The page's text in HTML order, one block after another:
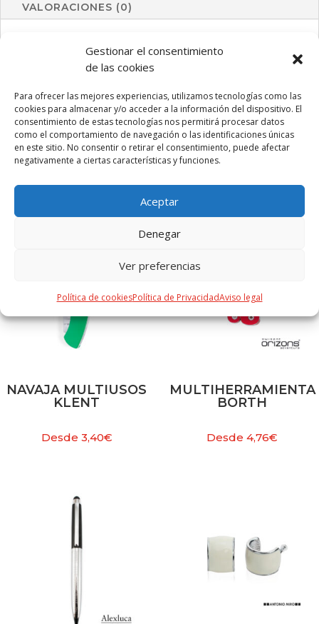
Gestionar el consentimiento
de las cookies
Para ofrecer las mejores experiencias, utilizamos tecnologías como las
cookies para almacenar y/o acceder a la información del dispositivo. El
consentimiento de estas tecnologías nos permitirá procesar datos
como el comportamiento de navegación o las identificaciones únicas
en este sitio. No consentir o retirar el consentimiento, puede afectar
negativamente a ciertas características y funciones.
Aceptar
Denegar
Ver preferencias
Política de cookiesPolítica de PrivacidadAviso legal
VALORACIONES (0)
Roller de capucha de Antonio Miró en elegante diseño
bicolor y suave cuerpo metálico en sobrio color negro. Con
plateado brillante. Presentado en estuche individual en
color negro con logotipo de la marca. En tinta azul.
NAVAJA MULTIUSOS
KLENT
Desde 3,40€
MULTIHERRAMIENTA
BORTH
Desde4,76€